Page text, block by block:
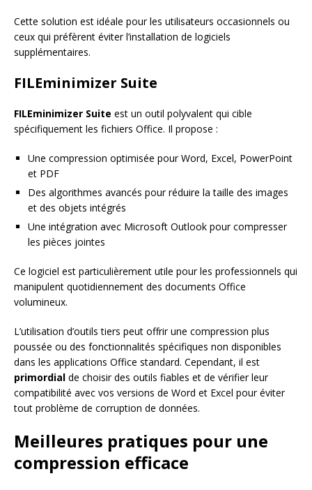
Cette solution est idéale pour les utilisateurs occasionnels ou
ceux qui préfèrent éviter l’installation de logiciels
supplémentaires.
FILEminimizer Suite
FILEminimizer Suite est un outil polyvalent qui cible
spécifiquement les fichiers Office. Il propose :
Une compression optimisée pour Word, Excel, PowerPoint
et PDF
Des algorithmes avancés pour réduire la taille des images
et des objets intégrés
Une intégration avec Microsoft Outlook pour compresser
les pièces jointes
Ce logiciel est particulièrement utile pour les professionnels qui
manipulent quotidiennement des documents Office
volumineux.
L’utilisation d’outils tiers peut offrir une compression plus
poussée ou des fonctionnalités spécifiques non disponibles
dans les applications Office standard. Cependant, il est
primordial de choisir des outils fiables et de vérifier leur
compatibilité avec vos versions de Word et Excel pour éviter
tout problème de corruption de données.
Meilleures pratiques pour une
compression efficace